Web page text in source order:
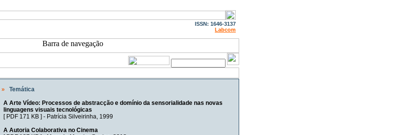
ISSN: 1646-3137
Labcom
»
Temática
A Arte Vídeo: Processos de abstracção e domínio da sensorialidade nas novas
linguagens visuais tecnológicas
[ PDF 171 KB] - Patrícia Silveirinha, 1999
A Autoria Colaborativa no Cinema